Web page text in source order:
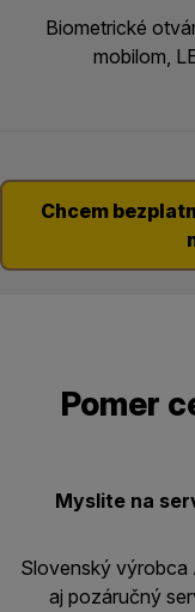
Biometrické
mobilom,
Chcem
Pomer
Myslite na
Slovenský výrobca
aj pozáručný